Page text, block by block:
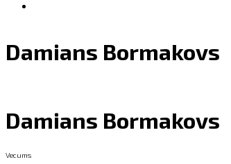
Damians Bormakovs
Damians Bormakovs
Vecums